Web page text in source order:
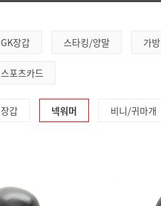
GK장갑 스타킹/양말 가방
스포츠카드
장갑 넥워머 비니/귀마개